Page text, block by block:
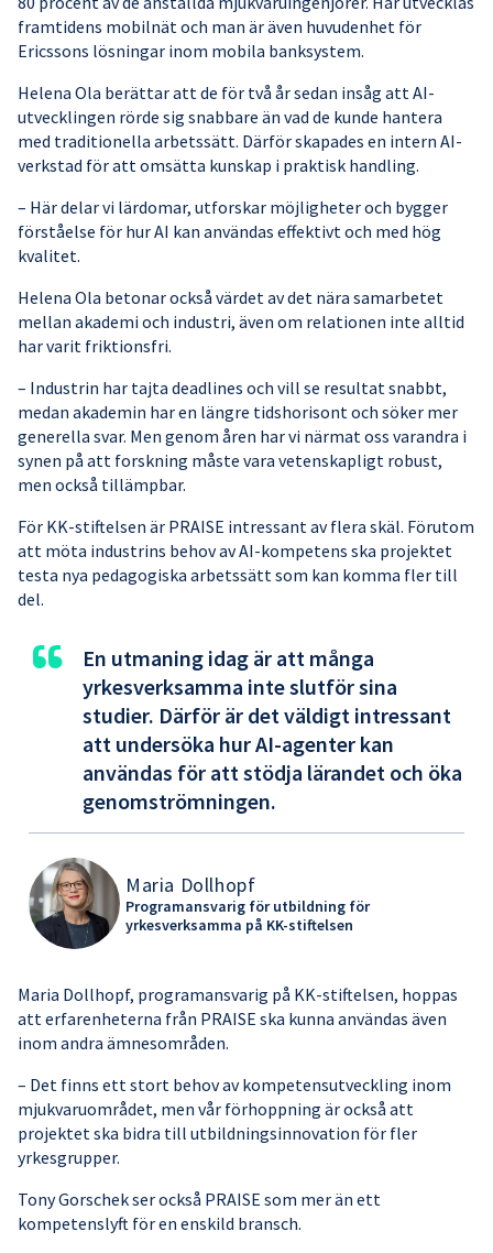
framtidens mobilnät och man är även huvudenhet för
Ericssons lösningar inom mobila banksystem.
Helena Ola berättar att de för två år sedan insåg att AI-
utvecklingen rörde sig snabbare än vad de kunde hantera
med traditionella arbetssätt. Därför skapades en intern AI-
verkstad för att omsätta kunskap i praktisk handling.
– Här delar vi lärdomar, utforskar möjligheter och bygger
förståelse för hur AI kan användas effektivt och med hög
kvalitet.
Helena Ola betonar också värdet av det nära samarbetet
mellan akademi och industri, även om relationen inte alltid
har varit friktionsfri.
– Industrin har tajta deadlines och vill se resultat snabbt,
medan akademin har en längre tidshorisont och söker mer
generella svar. Men genom åren har vi närmat oss varandra i
synen på att forskning måste vara vetenskapligt robust,
men också tillämpbar.
För KK-stiftelsen är PRAISE intressant av flera skäl. Förutom
att möta industrins behov av AI-kompetens ska projektet
testa nya pedagogiska arbetssätt som kan komma fler till
del.
“
En utmaning idag är att många
yrkesverksamma inte slutför sina
studier. Därför är det väldigt intressant
att undersöka hur AI-agenter kan
användas för att stödja lärandet och öka
genomströmningen.
Maria Dollhopf
Programansvarig för utbildning för
yrkesverksamma på KK-stiftelsen
Maria Dollhopf, programansvarig på KK-stiftelsen, hoppas
att erfarenheterna från PRAISE ska kunna användas även
inom andra ämnesområden.
– Det finns ett stort behov av kompetensutveckling inom
mjukvaruområdet, men vår förhoppning är också att
projektet ska bidra till utbildningsinnovation för fler
yrkesgrupper.
Tony Gorschek ser också PRAISE som mer än ett
kompetenslyft för en enskild bransch.